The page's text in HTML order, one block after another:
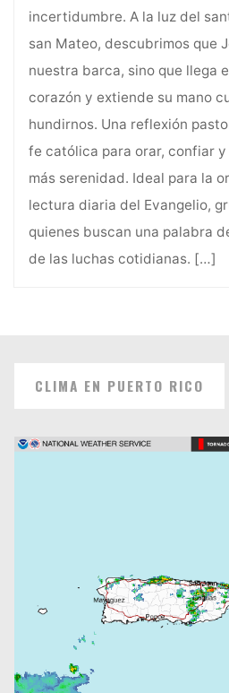
incertidumbre. A la luz del
san Mateo, descubrimos que
nuestra barca, sino que llega
corazón y extiende su mano
hundirnos. Una reflexión
fe católica para orar, confiar
más serenidad. Ideal para la
lectura diaria del Evangelio,
quienes buscan una palabra
de las luchas cotidianas. […]
CLIMA EN PUERTO RICO